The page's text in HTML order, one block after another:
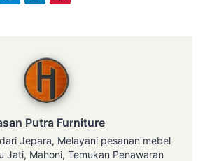
Putra Furniture
Jepara, Melayani pesanan mebel
Jati, Mahoni, Temukan Penawaran